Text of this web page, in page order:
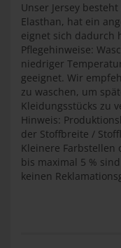
Unser Jersey
Elasthan, hat ein
eignet sich dadurch
Pflegehinweise:
niedriger
geeignet. Wir
zu waschen, um
Kleidungsstücks zu
Hinweis:
der Stoffbreite /
Kleinere Farbstellen
bis maximal 5 %
keinen